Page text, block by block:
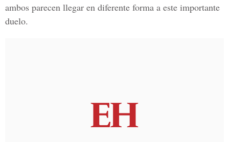
ambos parecen llegar en diferente forma a este importante
duelo.